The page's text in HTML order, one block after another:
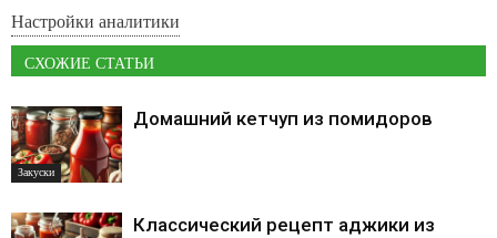
Настройки аналитики
СХОЖИЕ СТАТЬИ
Закуски
Домашний кетчуп из помидоров
Классический рецепт аджики из